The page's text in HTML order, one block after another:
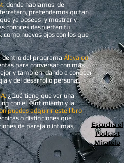
, donde hablamos de
ferretero, pretendemos quitar
ya posees, y mostrar y
conoces despierten tu
nuevos ojos con los que
dentro del programaÁlava en
para conversar con más
y también dando a conocer
y del desarrollo personal.
¿Qué tiene que ver una
con el sentimiento y la
puedes adquirir este libro
o distinciones que
de pareja o íntimas,
Escucha el
Podcast
Míratelo